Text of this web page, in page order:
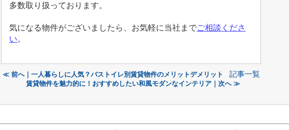
多数取り扱っております。
気になる物件がございましたら、お気軽に当社までご相談くださ
い。
≪ 前へ｜一人暮らしに人気？バストイレ別賃貸物件のメリットデメリット 記事一覧
賃貸物件を魅力的に！おすすめしたい和風モダンなインテリア｜次へ ≫